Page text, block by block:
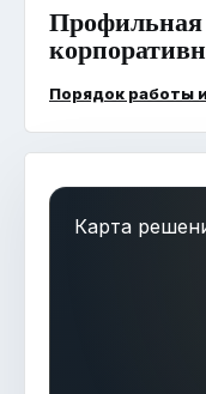
Порядок работы
Карта